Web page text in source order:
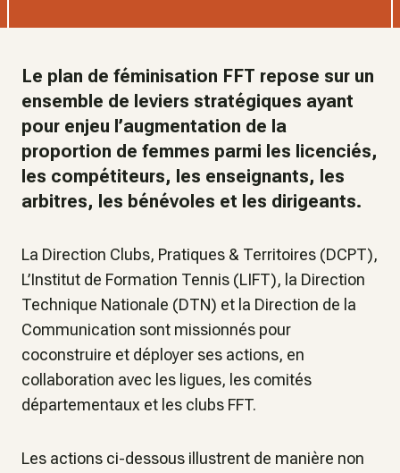
Le plan de féminisation FFT repose sur un
ensemble de leviers stratégiques ayant
pour enjeu l’augmentation de la
proportion de femmes parmi les licenciés,
les compétiteurs, les enseignants, les
arbitres, les bénévoles et les dirigeants.
La Direction Clubs, Pratiques & Territoires (DCPT),
L’Institut de Formation Tennis (LIFT), la Direction
Technique Nationale (DTN) et la Direction de la
Communication sont missionnés pour
coconstruire et déployer ses actions, en
collaboration avec les ligues, les comités
départementaux et les clubs FFT.
Les actions ci-dessous illustrent de manière non